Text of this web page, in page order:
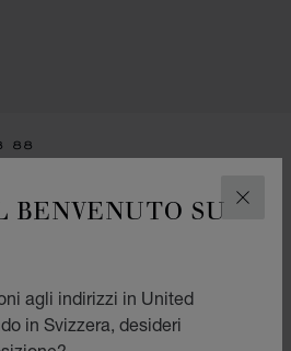
SU
agli indirizzi in United
in Svizzera, desideri
88